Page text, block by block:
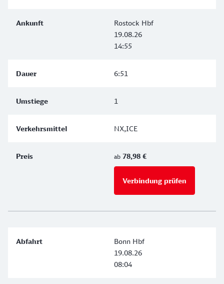
Rostock Hbf
19.08.26
14:55
6:51
1
NX,ICE
ab 78,98 €
Verbindung prüfen
Bonn Hbf
19.08.26
08:04